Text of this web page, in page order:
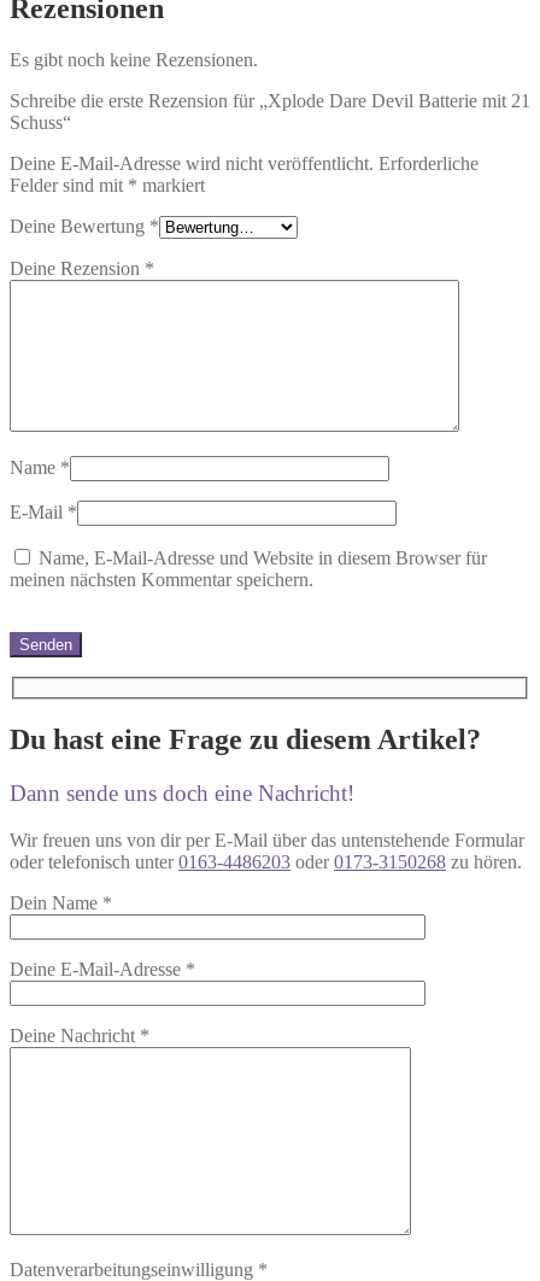
Rezensionen
Es gibt noch keine Rezensionen.
Schreibe die erste Rezension für „Xplode Dare Devil Batterie mit 21
Schuss“
Deine E-Mail-Adresse wird nicht veröffentlicht. Erforderliche
Felder sind mit * markiert
Deine Bewertung *
Deine Rezension *
Name *
E-Mail *
Name, E-Mail-Adresse und Website in diesem Browser für
meinen nächsten Kommentar speichern.
Du hast eine Frage zu diesem Artikel?
Dann sende uns doch eine Nachricht!
Wir freuen uns von dir per E-Mail über das untenstehende Formular
oder telefonisch unter0163-4486203 oder0173-3150268 zu hören.
Dein Name *
Deine E-Mail-Adresse *
Deine Nachricht *
Datenverarbeitungseinwilligung *